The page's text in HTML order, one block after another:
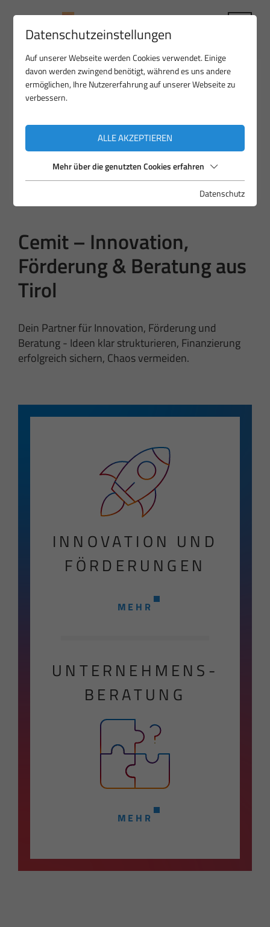
Cemit – Innovation,
Förderung & Beratung aus
Tirol
Dein Partner für Innovation, Förderung und
Beratung - Ideen klar strukturieren, Finanzierung
erfolgreich sichern, Chaos vermeiden.
INNOVATION UND
FÖRDERUNGEN
MEHR
UNTERNEHMENS-
BERATUNG
MEHR
Datenschutzeinstellungen
Auf unserer Webseite werden Cookies verwendet. Einige
davon werden zwingend benötigt, während es uns andere
ermöglichen, Ihre Nutzererfahrung auf unserer Webseite zu
verbessern.
ALLE AKZEPTIEREN
Mehr über die genutzten Cookies erfahren
Datenschutz